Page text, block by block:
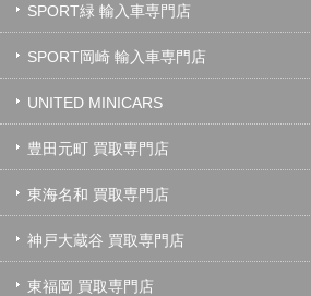
SPORT緑 輸入車専門店
SPORT岡崎 輸入車専門店
UNITED MINICARS
豊田元町 買取専門店
東海名和 買取専門店
神戸大蔵谷 買取専門店
東福岡 買取専門店